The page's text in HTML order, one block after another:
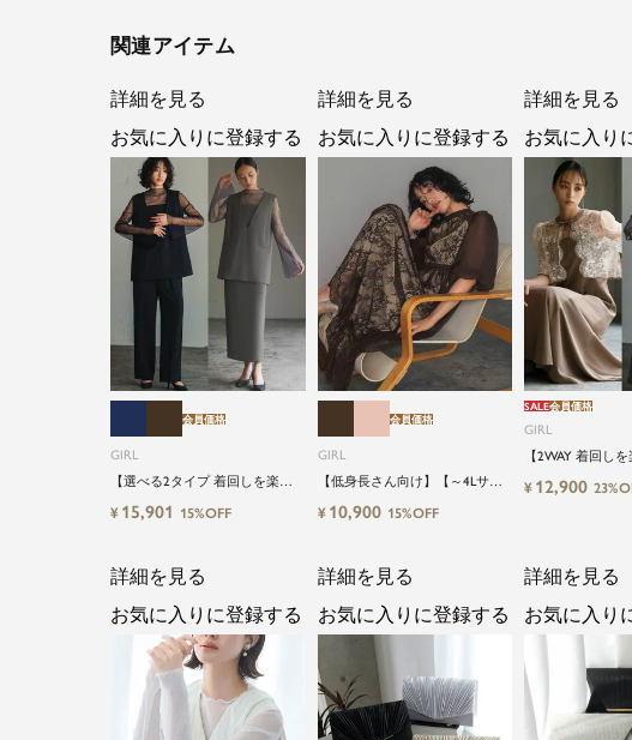
関連アイテム
GIRL
【選べる2タイプ 着回しを楽し
める】【低身長さん向け】【～
4Lサイズ】レイヤード風ドッキ
グ丈結婚式ワンピースパンツド
レスパーティードレス
会員価格
¥ 15,901 15%OFF
詳細を見る
お気に入りに登録する
GIRL
【低身長さん向け】【～4Lサイ
ズ】総レースハイネックバルー
ンスリーブロング丈結婚式ワン
会員価格
¥ 10,900 15%OFF
詳細を見る
お気に入りに登録する
GIRL
【2WAY 着回しを
【低身長さん向け
ズ】レースブラウ
SALE会員価格
¥ 12,900
詳細を見る
お気に入り
詳細を見る
お気に入りに登録する
詳細を見る
お気に入りに登録する
詳細を見る
お気に入り